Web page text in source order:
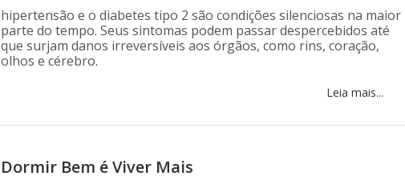
hipertensão e o diabetes tipo 2 são condições silenciosas na maior
parte do tempo. Seus sintomas podem passar despercebidos até
que surjam danos irreversíveis aos órgãos, como rins, coração,
olhos e cérebro.
Leia mais...
Dormir Bem é Viver Mais